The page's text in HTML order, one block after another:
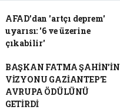
AFAD’dan 'artçı deprem'
uyarısı: '6 ve üzerine
çıkabilir'
BAŞKAN FATMA ŞAHİN’İN
VİZYONU GAZİANTEP’E
AVRUPA ÖDÜLÜNÜ
GETİRDİ